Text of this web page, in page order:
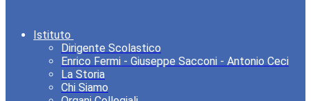
Istituto
Dirigente Scolastico
Enrico Fermi - Giuseppe Sacconi - Antonio Ceci
La Storia
Chi Siamo